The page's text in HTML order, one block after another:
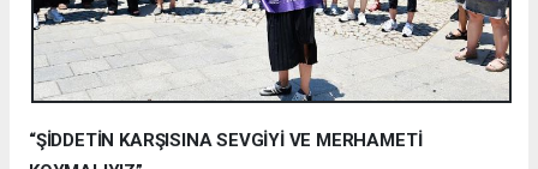
“ŞİDDETİN KARŞISINA SEVGİYİ VE MERHAMETİ